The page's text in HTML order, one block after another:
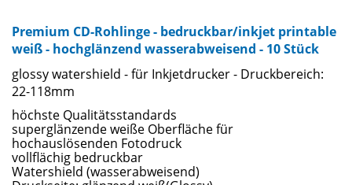
Premium CD-Rohlinge - bedruckbar/inkjet printable
weiß - hochglänzend wasserabweisend - 10 Stück
glossy watershield - für Inkjetdrucker - Druckbereich:
22-118mm
höchste Qualitätsstandards
superglänzende weiße Oberfläche für
hochauslösenden Fotodruck
vollflächig bedruckbar
Watershield (wasserabweisend)